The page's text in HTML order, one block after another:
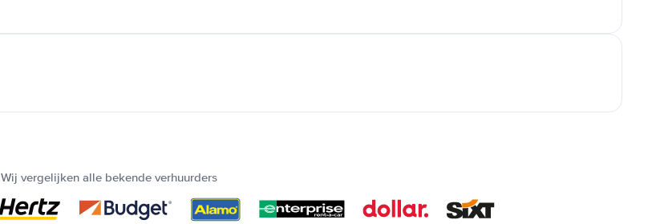
Wij vergelijken alle bekende verhuurders